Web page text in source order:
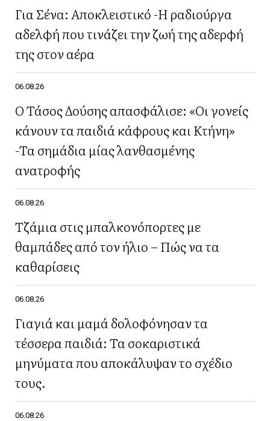
Για Σένα: Αποκλειστικό -Η ραδιούργα
αδελφή που τινάζει την ζωή της αδερφή
της στον αέρα
06.08.26
Ο Τάσος Δούσης απασφάλισε: «Οι γονείς
κάνουν τα παιδιά κάφρους και Κτήνη»
-Τα σημάδια μίας λανθασμένης
ανατροφής
06.08.26
Τζάμια στις μπαλκονόπορτες με
θαμπάδες από τον ήλιο – Πώς να τα
καθαρίσεις
06.08.26
Γιαγιά και μαμά δολοφόνησαν τα
τέσσερα παιδιά: Τα σοκαριστικά
μηνύματα που αποκάλυψαν το σχέδιο
τους.
06.08.26